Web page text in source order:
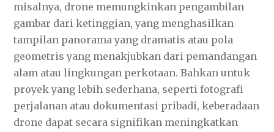
misalnya, drone memungkinkan pengambilan
gambar dari ketinggian, yang menghasilkan
tampilan panorama yang dramatis atau pola
geometris yang menakjubkan dari pemandangan
alam atau lingkungan perkotaan. Bahkan untuk
proyek yang lebih sederhana, seperti fotografi
perjalanan atau dokumentasi pribadi, keberadaan
drone dapat secara signifikan meningkatkan